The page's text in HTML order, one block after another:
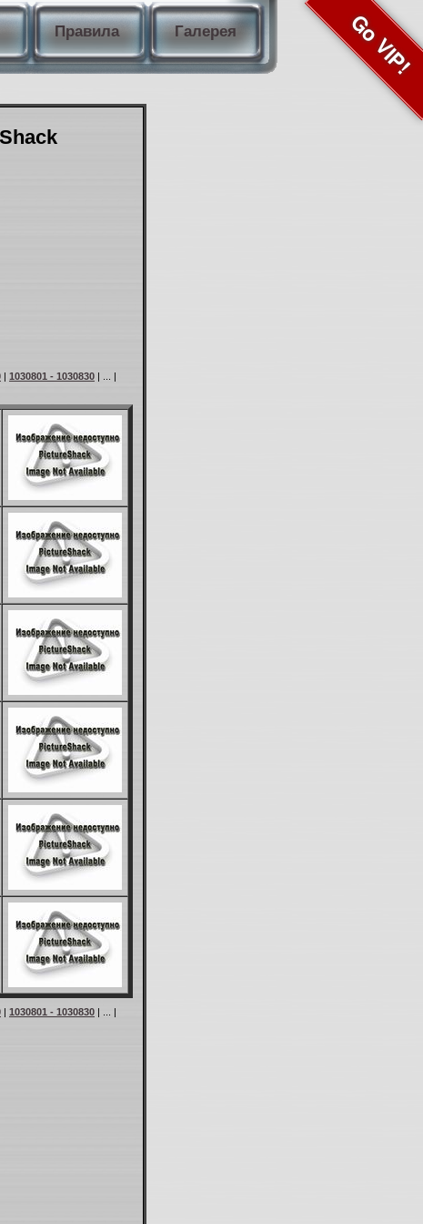
Правила Галерея Go VIP!
| 1030801 - 1030830 | ... |
| 1030801 - 1030830 | ... |